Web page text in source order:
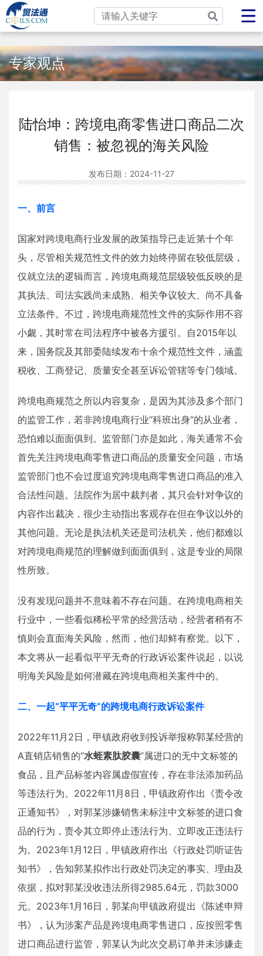
专家观点
陆怡坤：跨境电商零售进口商品二次
销售：被忽视的海关风险
发布日期： 2024-11-27
一、前言
国家对跨境电商行业发展的政策指导已走近第十个年
头，尽管相关规范性文件的效力始终停留在较低层级，
仅就立法的逻辑而言，跨境电商规范层级较低反映的是
其执法、司法实践尚未成熟、相关争议较大、尚不具备
立法条件。不过，跨境电商规范性文件的实际作用不容
小觑，其时常在司法程序中被各方援引。自2015年以
来，国务院及其部委陆续发布十余个规范性文件，涵盖
税收、工商登记、质量安全甚至诉讼管辖等专门领域。
跨境电商规范之所以内容复杂，是因为其涉及多个部门
的监管工作，若非跨境电商行业“科班出身”的从业者，
恐怕难以面面俱到。监管部门亦是如此，海关通常不会
首先关注跨境电商零售进口商品的质量安全问题，市场
监管部门也不会过度追究跨境电商零售进口商品的准入
合法性问题。法院作为居中裁判者，其只会针对争议的
内容作出裁决，很少主动指出客观存在但在争议以外的
其他问题。无论是执法机关还是司法机关，他们都难以
对跨境电商规范的理解做到面面俱到，这是专业的局限
性所致。
没有发现问题并不意味着不存在问题。在跨境电商相关
行业中，一些看似稀松平常的经营活动，经营者稍有不
慎则会直面海关风险，然而，他们却鲜有察觉。以下，
本文将从一起看似平平无奇的行政诉讼案件说起，以说
明海关风险是如何潜藏在跨境电商相关案件中的。
二、一起“平平无奇”的跨境电商行政诉讼案件
2022年11月2日，甲镇政府收到投诉举报称郭某经营的
A直销店销售的“水蛭素肽胶囊”属进口的无中文标签的
食品，且产品标签内容属虚假宣传，存在非法添加药品
等违法行为。2022年11月8日，甲镇政府作出《责令改
正通知书》，对郭某涉嫌销售未标注中文标签的进口食
品的行为，责令其立即停止违法行为、立即改正违法行
为。2023年1月12日，甲镇政府作出《行政处罚听证告
知书》，告知郭某拟作出行政处罚决定的事实、理由及
依据，拟对郭某没收违法所得2985.64元，罚款3000
元。2023年1月16日，郭某向甲镇政府提出《陈述申辩
书》，认为涉案产品是跨境电商零售进口，应按照零售
进口商品进行监管，郭某认为此次交易订单并未涉嫌走